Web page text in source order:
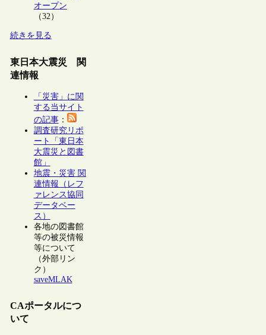
オープン
（32）
続きを見る
東日本大震災 関
連情報
「災害」に関
する当サイト
の記事：
調査研究リポ
ート「東日本
大震災と図書
館」
地震・災害 関
連情報（レフ
ァレンス協同
データベー
ス）
各地の図書館
等の被災情報
等について
（外部リン
ク）
saveMLAK
CAポータルにつ
いて